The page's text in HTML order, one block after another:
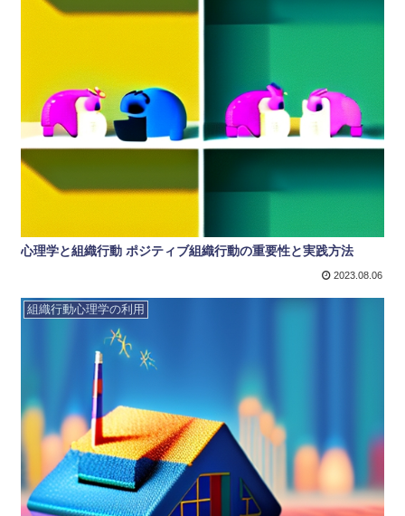
心理学と組織行動 ポジティブ組織行動の重要性と実践方法
2023.08.06
組織行動心理学の利用